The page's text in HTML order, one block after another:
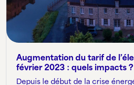
Augmentation du tarif de
février 2023 : quels impacts ?
Depuis le début de la crise